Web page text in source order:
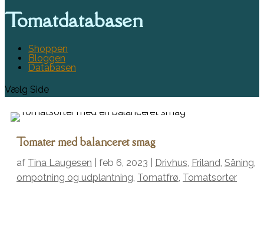
Tomatdatabasen
Shoppen
Bloggen
Databasen
Vælg Side
Tomater med balanceret smag
af Tina Laugesen feb 6, 2023 Drivhus, Friland, Såning,
ompotning og udplantning, Tomatfrø, Tomatsorter